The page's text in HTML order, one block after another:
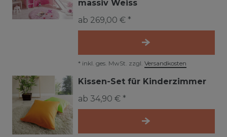
massiv Weiss
ab 269,00 € *
* inkl. ges. MwSt. zzgl. Versandkosten
Kissen-Set für Kinderzimmer
ab 34,90 € *